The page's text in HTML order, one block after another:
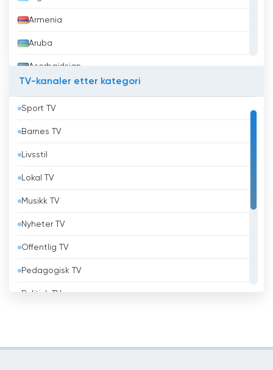
Armenia
Aruba
Aserbajdsjan
Bahrain
Bangladesh
Barbados
Belgia
Belize
Benin
Bhutan
Bolivia
TV-kanaler etter kategori
Sport TV
Barnes TV
Livsstil
Lokal TV
Musikk TV
Nyheter TV
Offentlig TV
Pedagogisk TV
Politisk TV